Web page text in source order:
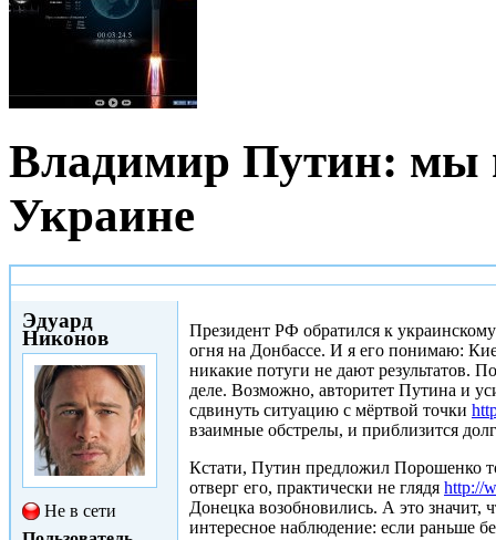
Владимир Путин:
Украине
Эдуард
Никонов
Не в сети
Президент РФ обратился к
огня на Донбассе. И я его понимаю:
никакие потуги не дают результатов.
деле. Возможно, авторитет Путина и
сдвинуть ситуацию с мёртвой точки
взаимные обстрелы, и приблизится
Кстати, Путин предложил Порошенко
отверг его, практически не глядя http://
Донецка возобновились. А это
интересное наблюдение: если раньше